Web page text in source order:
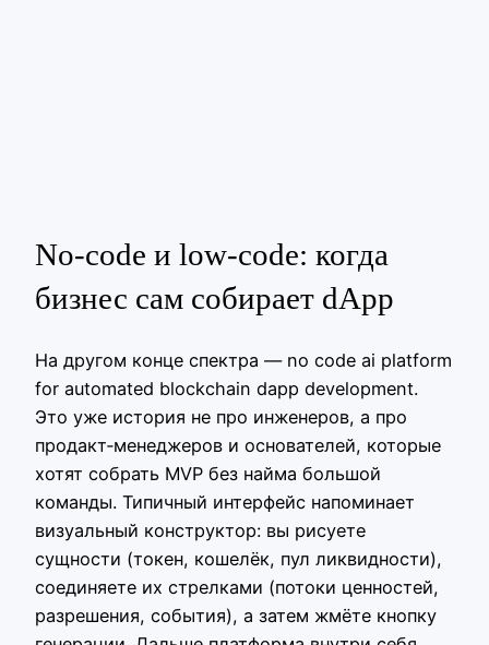
No‑code и low‑code: когда
бизнес сам собирает dApp
На другом конце спектра — no code ai platform
for automated blockchain dapp development.
Это уже история не про инженеров, а про
продакт‑менеджеров и основателей, которые
хотят собрать MVP без найма большой
команды. Типичный интерфейс напоминает
визуальный конструктор: вы рисуете
сущности (токен, кошелёк, пул ликвидности),
соединяете их стрелками (потоки ценностей,
разрешения, события), а затем жмёте кнопку